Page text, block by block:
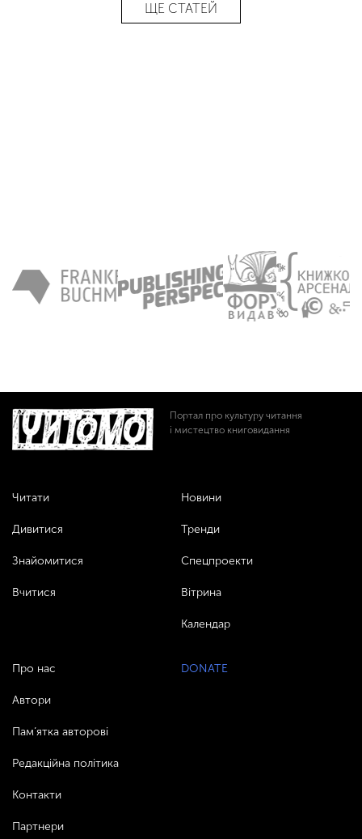
ЩЕ СТАТЕЙ
Портал про культуру читання
і мистецтво книговидання
Читати
Дивитися
Знайомитися
Вчитися
Новини
Тренди
Спецпроекти
Вітрина
Календар
Про нас
Автори
Пам’ятка авторові
Редакційна політика
Контакти
Партнери
DONATE